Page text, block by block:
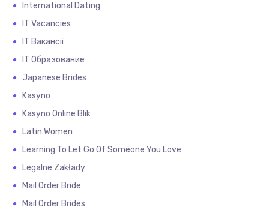
International Dating
IT Vacancies
IT Вакансії
IT Образование
Japanese Brides
Kasyno
Kasyno Online Blik
Latin Women
Learning To Let Go Of Someone You Love
Legalne Zakłady
Mail Order Bride
Mail Order Brides